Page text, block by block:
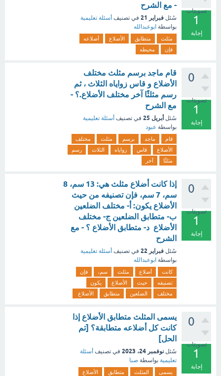
تصويتات
1
إجابة
- مع الشرح
سُئل فبراير 21 في تصنيف أسئلة تعليمية
بواسطة ابوعبدالله
مثلث متطابق الأضلاع
أضلاعه
فإن
محيطه
0
تصويتات
1
إجابة
قام ماجد برسم مثلث مختلف
الأضلاع و قاس زواياه الثلاث ، ثم
رسم مثلثًا آخر مختلف الأضلاع.؟ -
مع الشرح
سُئل أبريل 25 في تصنيف أسئلة تعليمية
بواسطة عبود
قام ماجد برسم مثلث
مختلف
الأضلاع
قاس زواياه الثلاث
رسم
مثلثًا
آخر
0
تصويتات
1
إجابة
إذا كانت أضلاع مثلث هي: 13 سم، 8
سم، 7 سم، فإن تصنيفه من حيث
الأضلاع يكون: أ‌- مختلف الضلعين
ب‌- متطابق الضلعين ج‌- مختلف
الأضلاع د‌- متطابق الأضلاع ؟ - مع
الشرح
سُئل فبراير 22 في تصنيف أسئلة تعليمية
بواسطة ابوعبدالله
كانت أضلاع مثلث سم،
فإن
تصنيفه
حيث الأضلاع
يكون
مختلف
الضلعين متطابق الأضلاع
0
تصويتات
1
إجابة
يسمى المثلث متطابق الأضلاع إذا
كانت كل أضلاعه متطابقة؟ [تم
الحل]
سُئل نوفمبر 24، 2023 في تصنيف أسئلة
تعليمية بواسطة صبا
يسمى المثلث متطابق
الأضلاع